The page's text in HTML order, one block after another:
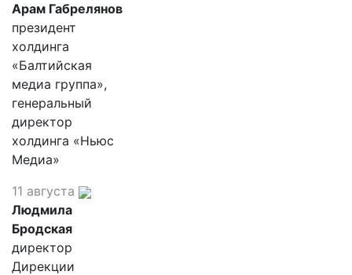
Арам Габрелянов
президент
холдинга
«Балтийская
медиа группа»,
генеральный
директор
холдинга «Ньюс
Медиа»
11 августа
Людмила
Бродская
директор
Дирекции